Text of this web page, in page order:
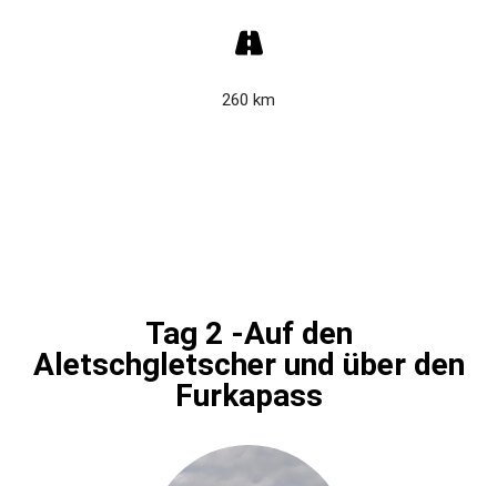
260 km
Tag 2 -Auf den
Aletschgletscher und über den
Furkapass